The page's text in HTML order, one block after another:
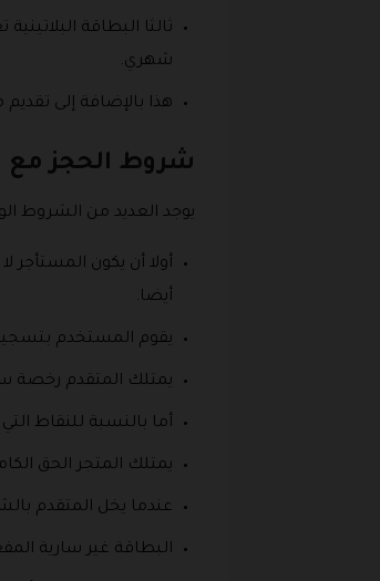
شهري.
هذا بالإضافة إلى تقديم متجر بدجت خصم إضافي يقدر
شروط الحجز مع
يوجد العديد من الشروط
أيضا.
يقوم المستخدم
يمتلك المتقدم رخصة
أما بالنسبة للنقاط
يمتلك المتجر الحق
عندما يخل المتقدم
البطاقة غير سارية